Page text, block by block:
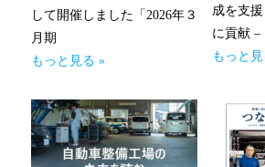
して開催しました「2026年３
月期
もっと見る »
成を支
に貢献 –
もっと
お問い合わせ